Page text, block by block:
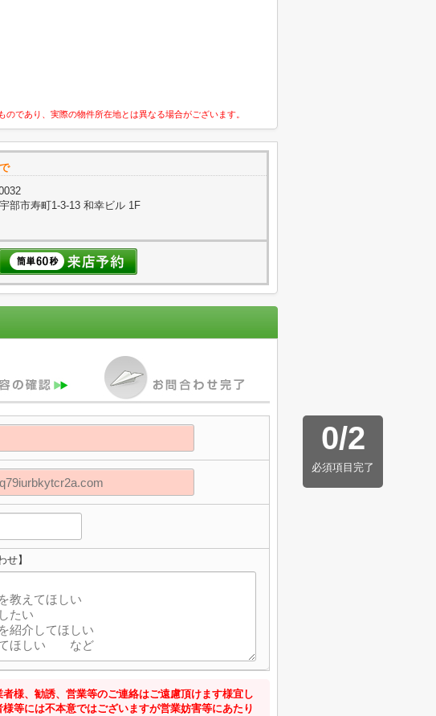
であり、実際の物件所在地とは異なる場合がございます。
部市寿町1-3-13 和幸ビル 1F
0/2
必須項目完了
せ】
様、勧誘、営業等のご連絡はご遠慮頂けます様宜し
等には不本意ではございますが営業妨害等にあたり